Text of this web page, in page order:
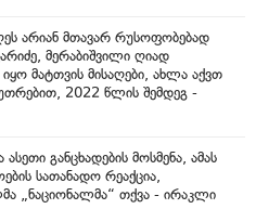
არიან მთავარ რუსოფობებად
მერაბიშვილი ღიად
მატთვის მისაღები, ახლა აქვთ
2022 წლის შემდეგ -
ასეთი განცხადების მოსმენა, ამას
სათანადო რეაქცია,
„ნაციონალმა“ თქვა - ირაკლი